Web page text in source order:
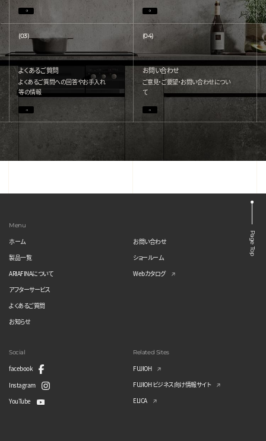
(03)
よくあるご質問
よくあるご質問への回答やお手入れ
等の情報
(04)
お問い合わせ
ご意見・ご要望・お問い合わせについ
て
Page Top
Menu
ホーム
製品一覧
ARIAFINAについて
アフターサービス
よくあるご質問
お知らせ
お問い合わせ
ショールーム
Webカタログ
Social
facebook
Instagram
YouTube
Related Sites
FUJIOH
FUJIOH ビジネス向け情報サイト
ELICA